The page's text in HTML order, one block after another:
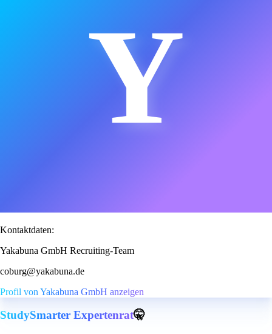
Y
Kontaktdaten:
Yakabuna GmbH Recruiting-Team
coburg@yakabuna.de
Profil von Yakabuna GmbH anzeigen
StudySmarter Expertenrat🤫